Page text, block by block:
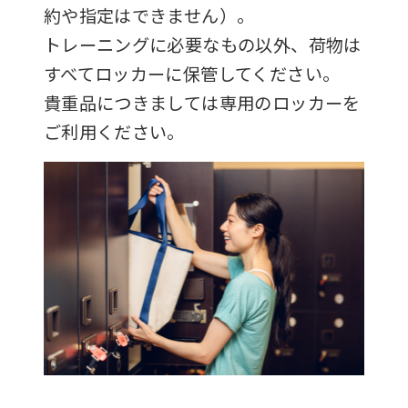
約や指定はできません）。
トレーニングに必要なもの以外、荷物は
すべてロッカーに保管してください。
貴重品につきましては専用のロッカーを
ご利用ください。